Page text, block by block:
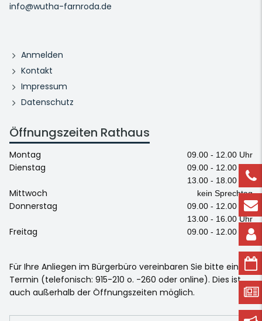
info@wutha-farnroda.de
Anmelden
Kontakt
Impressum
Datenschutz
Öffnungszeiten Rathaus
Montag 09.00 - 12.00 Uhr
Dienstag
09.00 - 12.00 Uhr
13.00 - 18.00 Uhr
Mittwoch kein Sprechtag
Donnerstag
09.00 - 12.00 Uhr
13.00 - 16.00 Uhr
Freitag 09.00 - 12.00 Uhr
Für Ihre Anliegen im Bürgerbüro vereinbaren Sie bitte einen
Termin (telefonisch: 915-210 o. -260 oder online). Dies ist
auch außerhalb der Öffnungszeiten möglich.